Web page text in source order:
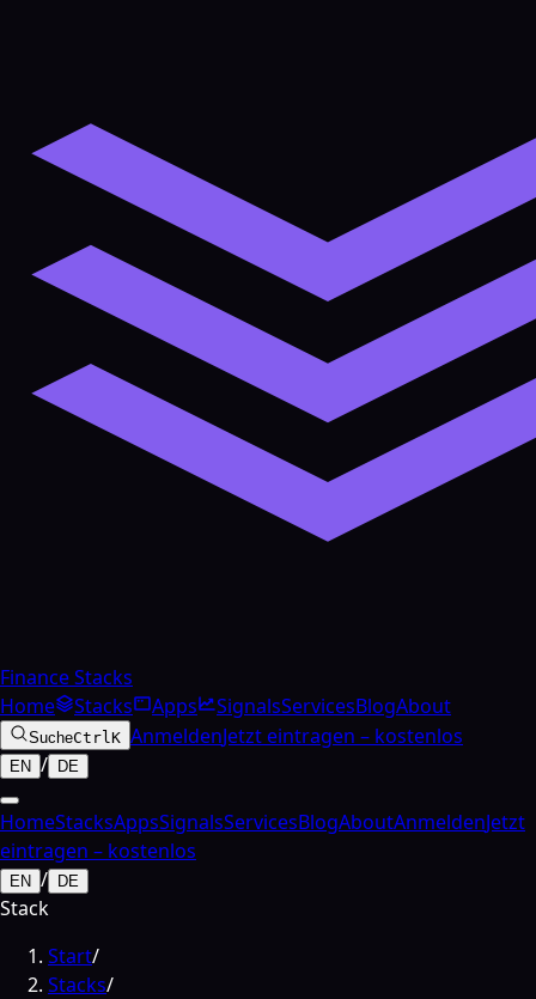
Finance Stacks
Home
Stacks Apps SignalsServicesBlogAbout
SucheCtrlK AnmeldenJetzt eintragen – kostenlos
EN / DE
HomeStacksAppsSignalsServicesBlogAboutAnmeldenJetzt
eintragen – kostenlos
EN / DE
Stack
Start/
Stacks/